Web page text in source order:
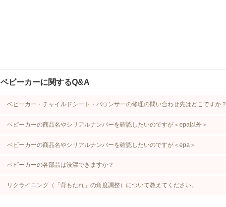
ベビーカーに関するQ&A
ベビーカー・チャイルドシート・バウンサーの修理の問い合わせ先はどこですか？
ベビーカーの商品名やシリアルナンバーを確認したいのですが＜epa以外＞
ベビーカーの商品名やシリアルナンバーを確認したいのですが＜epa＞
ベビーカーの各部品は洗濯できますか？
リクライニング（「背もたれ」の角度調整）について教えてください。